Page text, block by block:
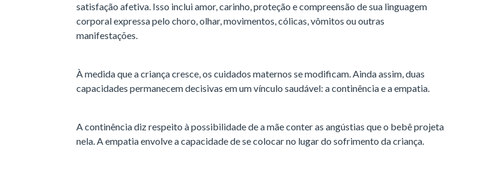
satisfação afetiva. Isso inclui amor, carinho, proteção e compreensão de sua linguagem
corporal expressa pelo choro, olhar, movimentos, cólicas, vômitos ou outras
manifestações.
À medida que a criança cresce, os cuidados maternos se modificam. Ainda assim, duas
capacidades permanecem decisivas em um vínculo saudável: a continência e a empatia.
A continência diz respeito à possibilidade de a mãe conter as angústias que o bebê projeta
nela. A empatia envolve a capacidade de se colocar no lugar do sofrimento da criança.